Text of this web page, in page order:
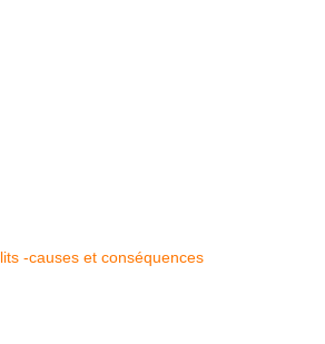
-causes et conséquences